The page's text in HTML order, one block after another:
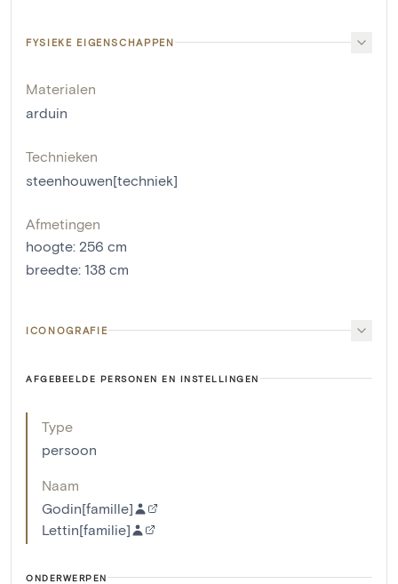
FYSIEKE EIGENSCHAPPEN
Materialen
arduin
Technieken
steenhouwen[techniek]
Afmetingen
hoogte: 256 cm
breedte: 138 cm
ICONOGRAFIE
AFGEBEELDE PERSONEN EN INSTELLINGEN
Type
persoon
Naam
Godin[famille]
Lettin[familie]
ONDERWERPEN